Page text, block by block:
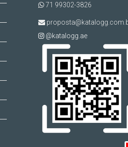
71 99302-3826
@katalogg.ae